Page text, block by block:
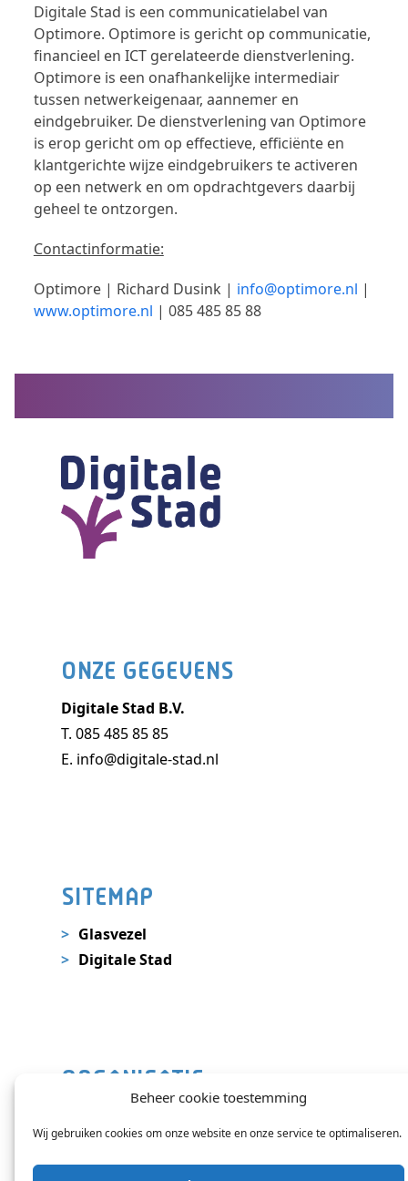
Beheer cookie toestemming
Wij gebruiken cookies om onze website en onze service te optimaliseren.
Digitale Stad is een communicatielabel van
Optimore. Optimore is gericht op communicatie,
financieel en ICT gerelateerde dienstverlening.
Optimore is een onafhankelijke intermediair
tussen netwerkeigenaar, aannemer en
eindgebruiker. De dienstverlening van Optimore
is erop gericht om op effectieve, efficiënte en
klantgerichte wijze eindgebruikers te activeren
op een netwerk en om opdrachtgevers daarbij
geheel te ontzorgen.
Contactinformatie:
Optimore | Richard Dusink | info@optimore.nl |
www.optimore.nl | 085 485 85 88
ONZE GEGEVENS
Digitale Stad B.V.
T. 085 485 85 85
E. info@digitale-stad.nl
SITEMAP
Glasvezel
Digitale Stad
ORGANISATIE
Contact
Veelgestelde vragen